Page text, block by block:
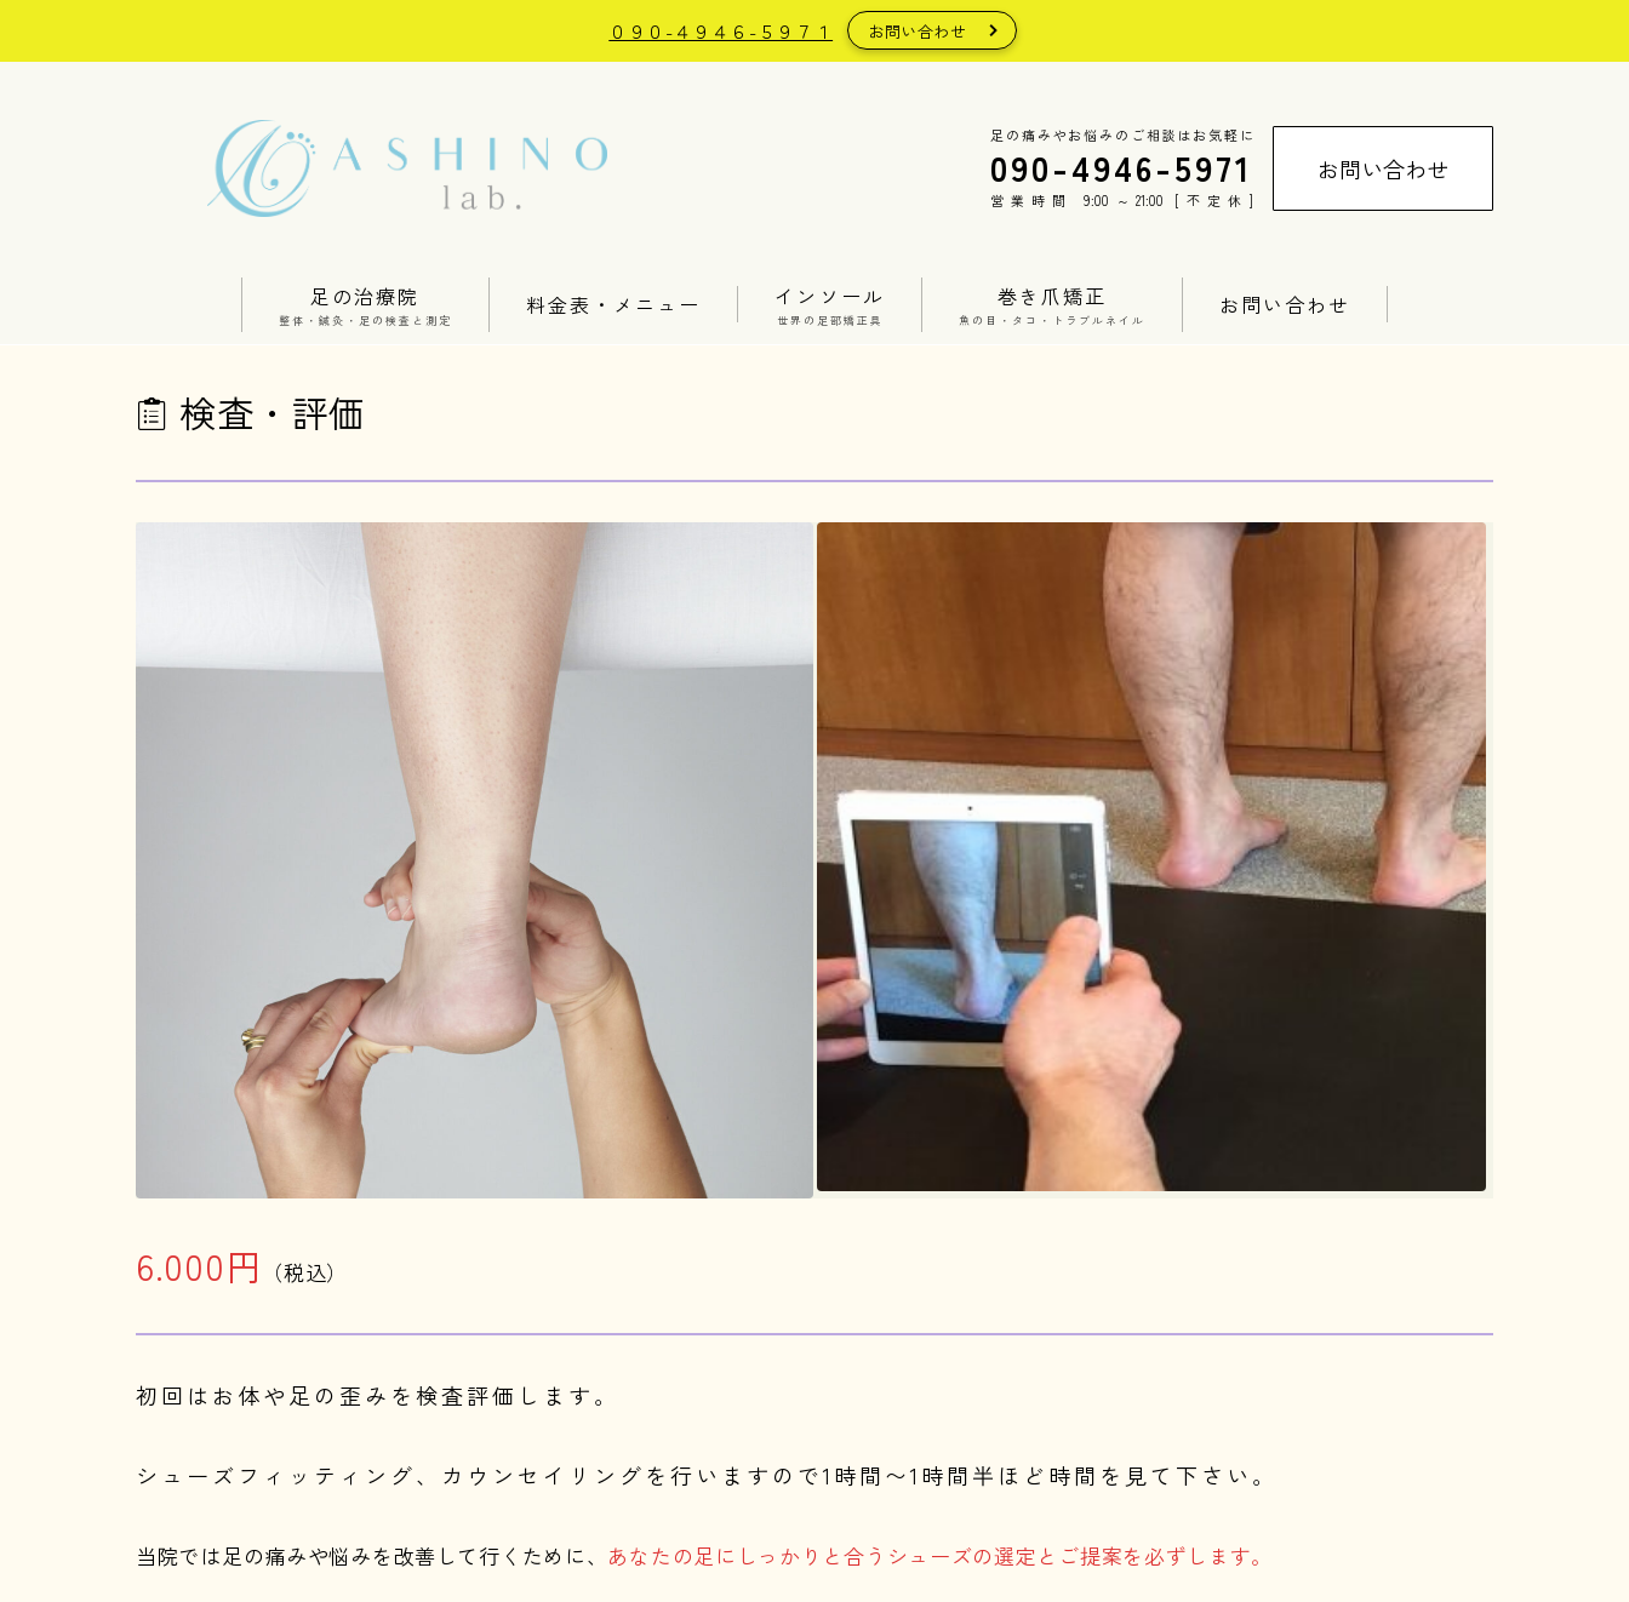
０９０-４９４６-５９７１ お問い合わせ
足の痛みやお悩みのご相談はお気軽に
090-4946-5971
営業時間 9:00～21:00 [不定休]
お問い合わせ
足の治療院
整体・鍼灸・足の検査と測定
料金表・メニュー インソール
世界の足部矯正具
巻き爪矯正
魚の目・タコ・トラブルネイル
お問い合わせ
検査・評価
6.000円 （税込）
初回はお体や足の歪みを検査評価します。
シューズフィッティング、カウンセイリングを行いますので1時間〜1時間半ほど時間を見て下さい。
当院では足の痛みや悩みを改善して行くために、 あなたの足にしっかりと合うシューズの選定とご提案を必ずします。